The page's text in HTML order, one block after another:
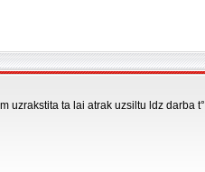
uzrakstita ta lai atrak uzsiltu ldz darba t°